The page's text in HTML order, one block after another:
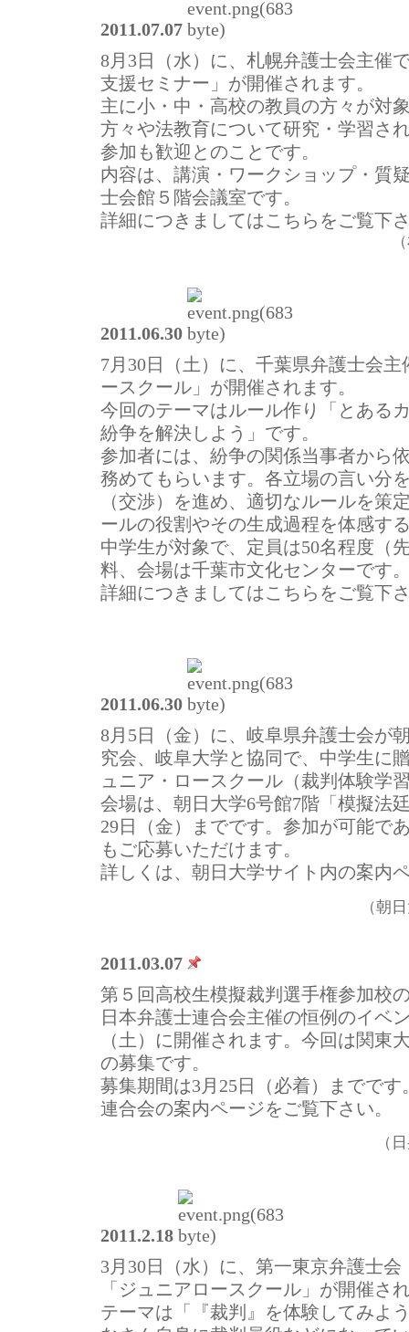
2011.07.07
8月3日（水）に、札幌弁護士会主催
支援セミナー」が開催されます。
主に小・中・高校の教員の方々が対
方々や法教育について研究・学習さ
参加も歓迎とのことです。
内容は、講演・ワークショップ・質
士会館５階会議室です。
詳細につきましてはこちらをご覧下
2011.06.30
7月30日（土）に、千葉県弁護士会
ースクール」が開催されます。
今回のテーマはルール作り「とある
紛争を解決しよう」です。
参加者には、紛争の関係当事者から
務めてもらいます。各立場の言い分
（交渉）を進め、適切なルールを策
ールの役割やその生成過程を体感す
中学生が対象で、定員は50名程度（
料、会場は千葉市文化センターです
詳細につきましてはこちらをご覧下
2011.06.30
8月5日（金）に、岐阜県弁護士会が
究会、岐阜大学と協同で、中学生に
ュニア・ロースクール（裁判体験学
会場は、朝日大学6号館7階「模擬法
29日（金）までです。参加が可能で
もご応募いただけます。
詳しくは、朝日大学サイト内の案内
（朝
2011.03.07
第５回高校生模擬裁判選手権参加校
日本弁護士連合会主催の恒例のイベ
（土）に開催されます。今回は関東
の募集です。
募集期間は3月25日（必着）までで
連合会の案内ページをご覧下さい。
（
2011.2.18
3月30日（水）に、第一東京弁護士
「ジュニアロースクール」が開催さ
テーマは「『裁判』を体験してみよ